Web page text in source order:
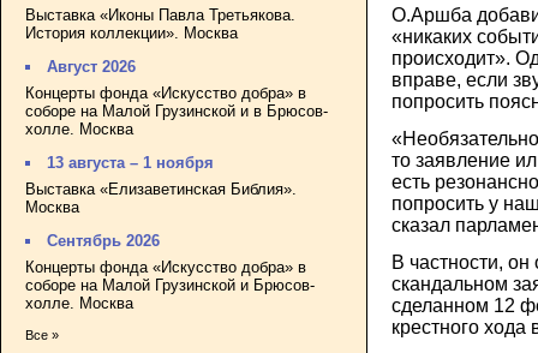
Выставка «Иконы Павла Третьякова.
История коллекции». Москва
Август 2026
Концерты фонда «Искусство добра» в
соборе на Малой Грузинской и в Брюсов-
холле. Москва
13 августа – 1 ноября
Выставка «Елизаветинская Библия».
Москва
Сентябрь 2026
Концерты фонда «Искусство добра» в
соборе на Малой Грузинской и Брюсов-
холле. Москва
Все »
О.Аршба
«никаких
происходит».
вправе, если
попросить
то заявление
есть
попросить у
сказал
В частности, он
скандальном
сделанном 12
крестного хода